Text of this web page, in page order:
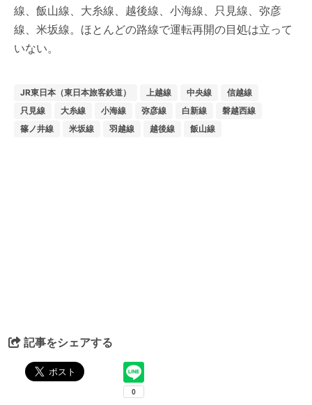
線、飯山線、大糸線、越後線、小海線、只見線、弥彦
線、米坂線。ほとんどの路線で運転再開の目処は立って
いない。
JR東日本（東日本旅客鉄道） 上越線 中央線
信越線
只見線
大糸線 小海線 弥彦線 白新線
磐越西線
篠ノ井線
米坂線 羽越線 越後線 飯山線
記事をシェアする